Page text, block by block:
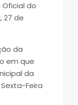
Oficial do
27 de
da
em que
da
Feira